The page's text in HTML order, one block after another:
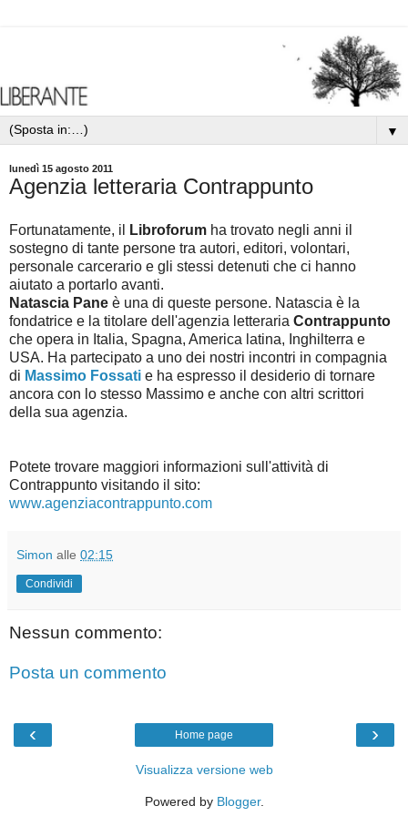
▼
lunedì 15 agosto 2011
Agenzia letteraria Contrappunto
Fortunatamente, il Libroforum ha trovato negli anni il
sostegno di tante persone tra autori, editori, volontari,
personale carcerario e gli stessi detenuti che ci hanno
aiutato a portarlo avanti.
Natascia Pane è una di queste persone. Natascia è la
fondatrice e la titolare dell'agenzia letteraria Contrappunto
che opera in Italia, Spagna, America latina, Inghilterra e
USA. Ha partecipato a uno dei nostri incontri in compagnia
di Massimo Fossati e ha espresso il desiderio di tornare
ancora con lo stesso Massimo e anche con altri scrittori
della sua agenzia.
Potete trovare maggiori informazioni sull'attività di
Contrappunto visitando il sito:
www.agenziacontrappunto.com
Simon alle 02:15
Condividi
Nessun commento:
Posta un commento
‹ ›
Home page
Visualizza versione web
Powered by Blogger.